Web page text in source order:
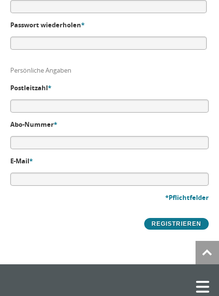
Passwort wiederholen*
Persönliche Angaben
Postleitzahl*
Abo-Nummer*
E-Mail*
*Pflichtfelder